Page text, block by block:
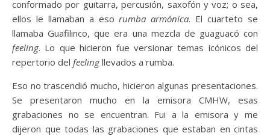
conformado por guitarra, percusión, saxofón y voz; o sea,
ellos le llamaban a esorumba armónica. El cuarteto se
llamaba Guafilinco, que era una mezcla de guaguacó con
feeling. Lo que hicieron fue versionar temas icónicos del
repertorio del feelingllevados a rumba.
Eso no trascendió mucho, hicieron algunas presentaciones.
Se presentaron mucho en la emisora CMHW, esas
grabaciones no se encuentran. Fui a la emisora y me
dijeron que todas las grabaciones que estaban en cintas